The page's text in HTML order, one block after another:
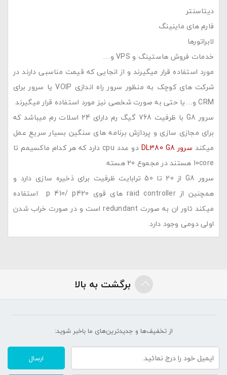
دیتاسنتر
فارم های ماینینگ
لابراتورها
خدمات فروش هاستینگ و VPS و…
مورد استفاده قرار میگیرند و از انجایی که قیمت مناسبی دارند در
شرکت های کوچک به منظور سرور راه اندازی VOIP یا سرور برای
CRM و…یا حتی به صورت شخصی نیز مورد استفاده قرار میگیرند
سرور G8 با ظرفیت 768 گیگ رم دارای 24 اسلات رم میباشد که
برای مجازی سازی و پردازش برنامه های سنگین بسیار سریع عمل
میکند سرور DL380 G8
دو عدد cpu دارد که هر کدام ماکسیمم تا
10core هستند در مجموع 20 هسته
سرور G8 از 20 تا 50 ترابایت ظرفیت برای ذخیره سازی دارد و
همچنین از raid controller های قوی p 410/ p420 استفاده
میکند ئاور ان به صورت redundant است و در صورت خراب شدن
اولی دومی وجود دارد.
برگشت به بالا
از تخفیف‌ها و جدیدترین‌های ما‌ باخبر شوید:
ارسال